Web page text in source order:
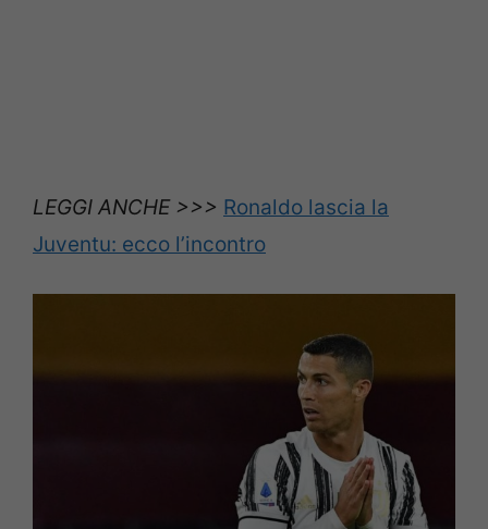
LEGGI ANCHE >>> Ronaldo lascia la
Juventu: ecco l’incontro